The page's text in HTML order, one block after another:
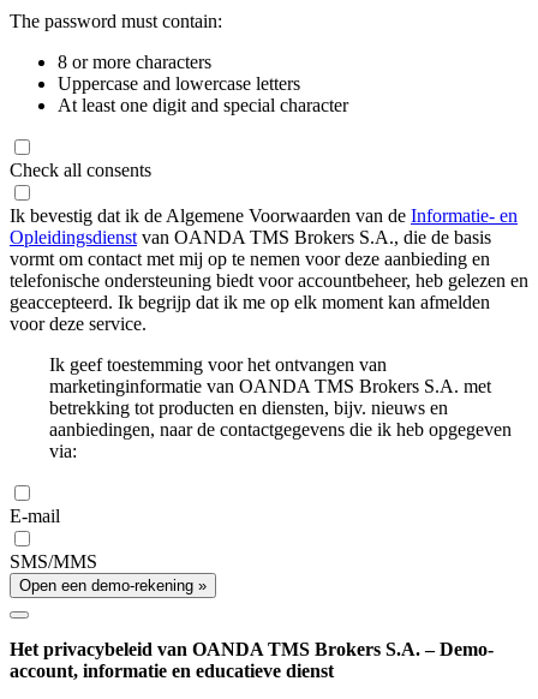
The password must contain:
8 or more characters
Uppercase and lowercase letters
At least one digit and special character
Check all consents
Ik bevestig dat ik de Algemene Voorwaarden van de Informatie- en
Opleidingsdienst van OANDA TMS Brokers S.A., die de basis
vormt om contact met mij op te nemen voor deze aanbieding en
telefonische ondersteuning biedt voor accountbeheer, heb gelezen en
geaccepteerd. Ik begrijp dat ik me op elk moment kan afmelden
voor deze service.
Ik geef toestemming voor het ontvangen van
marketinginformatie van OANDA TMS Brokers S.A. met
betrekking tot producten en diensten, bijv. nieuws en
aanbiedingen, naar de contactgegevens die ik heb opgegeven
via:
E-mail
SMS/MMS
Open een demo-rekening »
Het privacybeleid van OANDA TMS Brokers S.A. – Demo-
account, informatie en educatieve dienst